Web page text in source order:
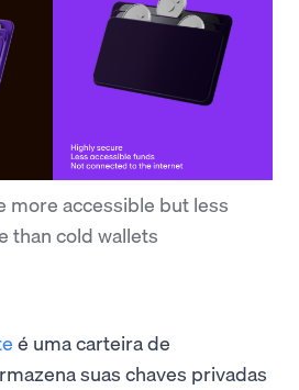
more accessible but less
than cold wallets
é uma carteira de
suas chaves privadas